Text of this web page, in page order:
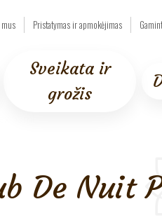
Pristatymas ir apmokėjimas
Sveikata ir
grožis
De Nuit